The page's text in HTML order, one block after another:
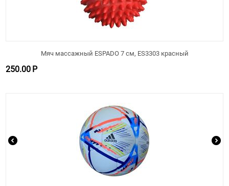
Мяч массажный ESPADO 7 см, ES3303 красный
250.00 Р